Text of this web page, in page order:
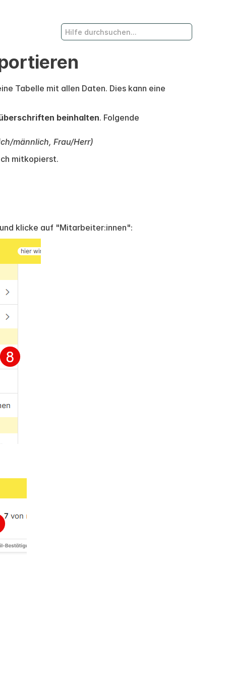
Tabelle mit allen Daten. Dies kann eine
beinhalten. Folgende
männlich, Frau/Herr)
mitkopierst.
klicke auf "Mitarbeiter:innen":